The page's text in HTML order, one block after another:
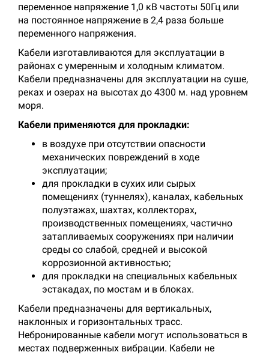
переменное напряжение 1,0 кВ частоты 50Гц или
на постоянное напряжение в 2,4 раза больше
переменного напряжения.
Кабели изготавливаются для эксплуатации в
районах с умеренным и холодным климатом.
Кабели предназначены для эксплуатации на суше,
реках и озерах на высотах до 4300 м. над уровнем
моря.
Кабели применяются для прокладки:
в воздухе при отсутствии опасности
механических повреждений в ходе
эксплуатации;
для прокладки в сухих или сырых
помещениях (туннелях), каналах, кабельных
полуэтажах, шахтах, коллекторах,
производственных помещениях, частично
затапливаемых сооружениях при наличии
среды со слабой, средней и высокой
коррозионной активностью;
для прокладки на специальных кабельных
эстакадах, по мостам и в блоках.
Кабели предназначены для вертикальных,
наклонных и горизонтальных трасс.
Небронированные кабели могут использоваться в
местах подверженных вибрации. Кабели не